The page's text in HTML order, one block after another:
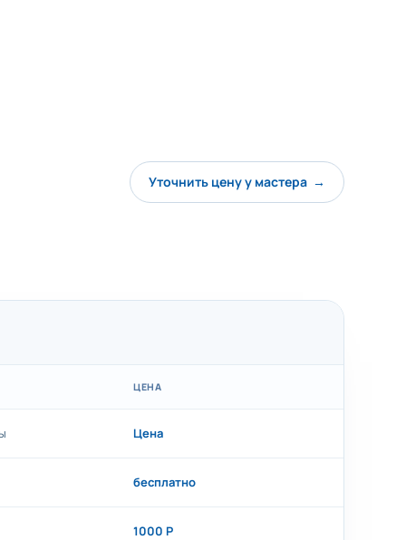
Уточнить цену у мастера →
ЦЕНА
Цена
бесплатно
1000 Р